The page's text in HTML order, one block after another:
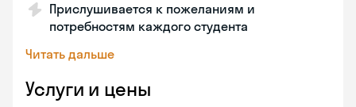
Прислушивается к пожеланиям и
потребностям каждого студента
Читать дальше
Услуги и цены